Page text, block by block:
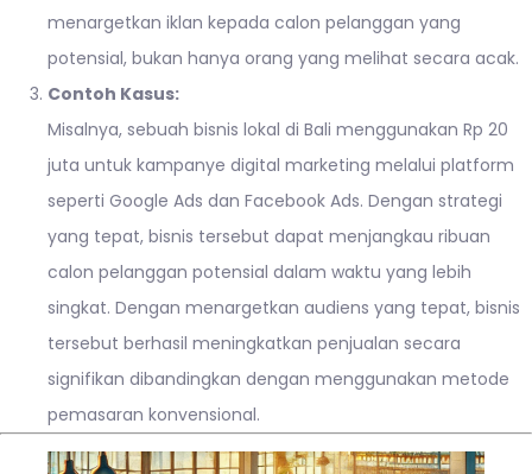
menargetkan iklan kepada calon pelanggan yang
potensial, bukan hanya orang yang melihat secara acak.
Contoh Kasus:
Misalnya, sebuah bisnis lokal di Bali menggunakan Rp 20
juta untuk kampanye digital marketing melalui platform
seperti Google Ads dan Facebook Ads. Dengan strategi
yang tepat, bisnis tersebut dapat menjangkau ribuan
calon pelanggan potensial dalam waktu yang lebih
singkat. Dengan menargetkan audiens yang tepat, bisnis
tersebut berhasil meningkatkan penjualan secara
signifikan dibandingkan dengan menggunakan metode
pemasaran konvensional.